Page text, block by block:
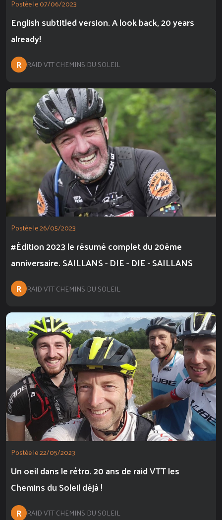
Postée le 07/06/2023
English subtitled version. A look back, 20 years
already!
R RAID VTT CHEMINS DU SOLEIL
Postée le 26/05/2023
#Édition 2023 le résumé complet du 20ème
anniversaire. SAILLANS - DIE - DIE - SAILLANS
R RAID VTT CHEMINS DU SOLEIL
Postée le 22/05/2023
Un oeil dans le rétro. 20 ans de raid VTT les
Chemins du Soleil déjà !
R RAID VTT CHEMINS DU SOLEIL